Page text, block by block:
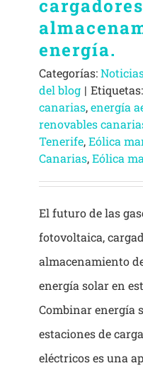
energía.
Categorías:
del blog | Etiquetas:
canarias,energía
renovables
Tenerife,Eólica
Canarias,Eólica
El futuro de las
fotovoltaica,
almacenamiento
energía solar en
Combinar energía
estaciones de
eléctricos es una